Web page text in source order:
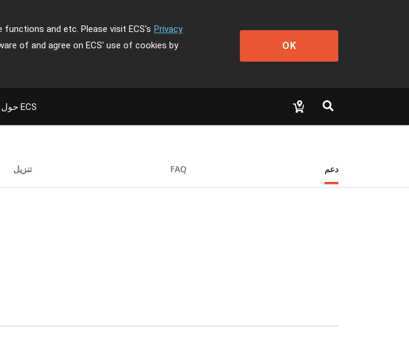
and etc. Please visit ECS's Privacy
of and agree on ECS' use of cookies by
OK
حول ECS
تنزيل FAQ دعم